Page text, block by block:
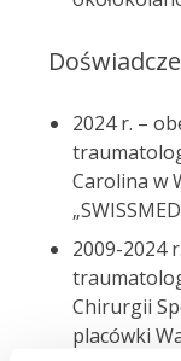
2024 r. –
Carolina w
2009-2024
Chirurgii
placówki